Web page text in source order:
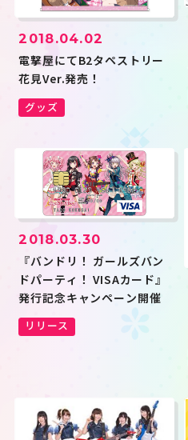
2018.04.02
グッズ
電撃屋にてB2タペストリー
花見Ver.発売！
2018.03.30
リリース
『バンドリ！ ガールズバン
ドパーティ！ VISAカード』
発行記念キャンペーン開催